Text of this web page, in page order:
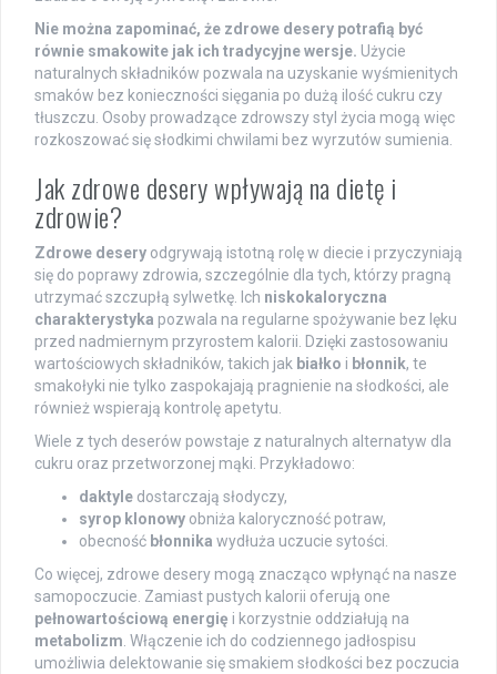
Nie można zapominać, że zdrowe desery potrafią być
równie smakowite jak ich tradycyjne wersje. Użycie
naturalnych składników pozwala na uzyskanie wyśmienitych
smaków bez konieczności sięgania po dużą ilość cukru czy
tłuszczu. Osoby prowadzące zdrowszy styl życia mogą więc
rozkoszować się słodkimi chwilami bez wyrzutów sumienia.
Jak zdrowe desery wpływają na dietę i
zdrowie?
Zdrowe desery odgrywają istotną rolę w diecie i przyczyniają
się do poprawy zdrowia, szczególnie dla tych, którzy pragną
utrzymać szczupłą sylwetkę. Ich niskokaloryczna
charakterystyka pozwala na regularne spożywanie bez lęku
przed nadmiernym przyrostem kalorii. Dzięki zastosowaniu
wartościowych składników, takich jak białko i błonnik, te
smakołyki nie tylko zaspokajają pragnienie na słodkości, ale
również wspierają kontrolę apetytu.
Wiele z tych deserów powstaje z naturalnych alternatyw dla
cukru oraz przetworzonej mąki. Przykładowo:
daktyle dostarczają słodyczy,
syrop klonowy obniża kaloryczność potraw,
obecność błonnika wydłuża uczucie sytości.
Co więcej, zdrowe desery mogą znacząco wpłynąć na nasze
samopoczucie. Zamiast pustych kalorii oferują one
pełnowartościową energię i korzystnie oddziałują na
metabolizm . Włączenie ich do codziennego jadłospisu
umożliwia delektowanie się smakiem słodkości bez poczucia